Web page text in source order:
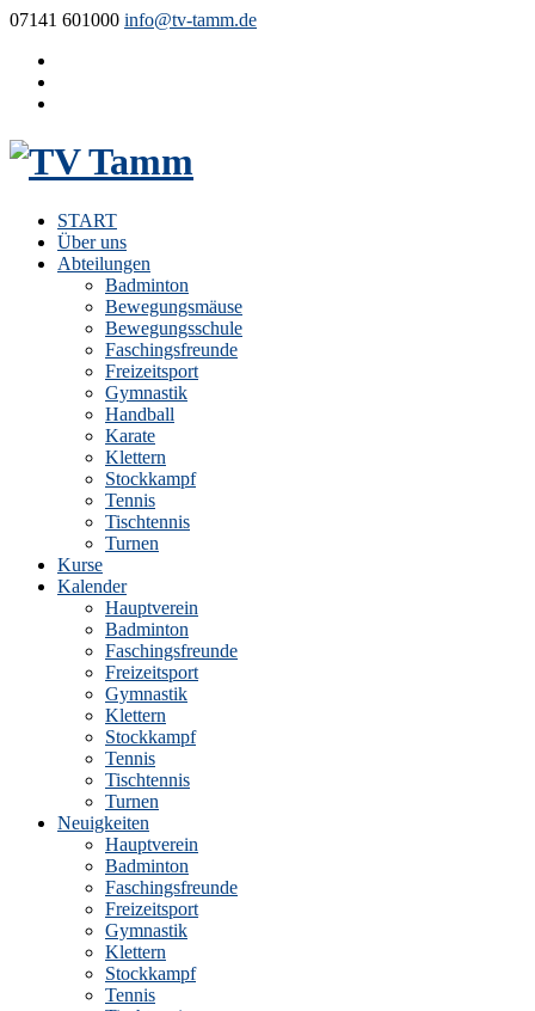
07141 601000 info@tv-tamm.de
START
Über uns
Abteilungen
Badminton
Bewegungsmäuse
Bewegungsschule
Faschingsfreunde
Freizeitsport
Gymnastik
Handball
Karate
Klettern
Stockkampf
Tennis
Tischtennis
Turnen
Kurse
Kalender
Hauptverein
Badminton
Faschingsfreunde
Freizeitsport
Gymnastik
Klettern
Stockkampf
Tennis
Tischtennis
Turnen
Neuigkeiten
Hauptverein
Badminton
Faschingsfreunde
Freizeitsport
Gymnastik
Klettern
Stockkampf
Tennis